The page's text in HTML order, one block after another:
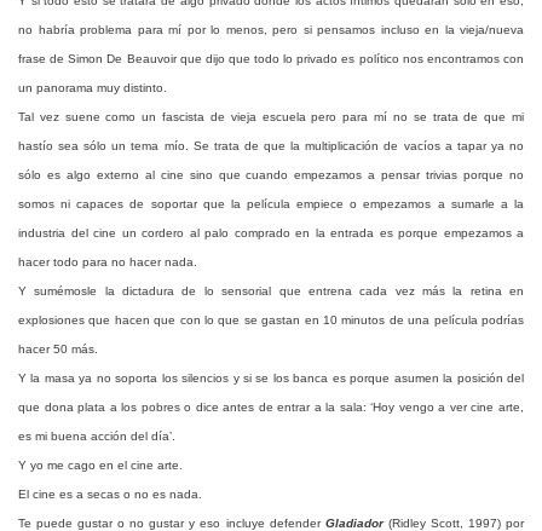
no habría problema para mí por lo menos, pero si pensamos incluso en la vieja/nueva
frase de Simon De Beauvoir que dijo que todo lo privado es político nos encontramos con
un panorama muy distinto.
Tal vez suene como un fascista de vieja escuela pero para mí no se trata de que mi
hastío sea sólo un tema mío. Se trata de que la multiplicación de vacíos a tapar ya no
sólo es algo externo al cine sino que cuando empezamos a pensar trivias porque no
somos ni capaces de soportar que la película empiece o empezamos a sumarle a la
industria del cine un cordero al palo comprado en la entrada es porque empezamos a
hacer todo para no hacer nada.
Y sumémosle la dictadura de lo sensorial que entrena cada vez más la retina en
explosiones que hacen que con lo que se gastan en 10 minutos de una película podrías
hacer 50 más.
Y la masa ya no soporta los silencios y si se los banca es porque asumen la posición del
que dona plata a los pobres o dice antes de entrar a la sala: ‘Hoy vengo a ver cine arte,
es mi buena acción del día’.
Y yo me cago en el cine arte.
El cine es a secas o no es nada.
Te puede gustar o no gustar y eso incluye defender Gladiador(Ridley Scott, 1997) por